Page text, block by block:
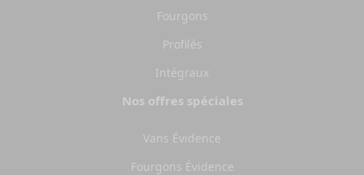
Fourgons
Profilés
Intégraux
Nos offres spéciales
Vans Évidence
Fourgons Évidence